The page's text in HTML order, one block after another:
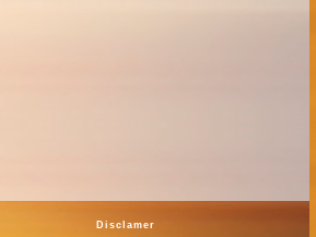
Disclamer